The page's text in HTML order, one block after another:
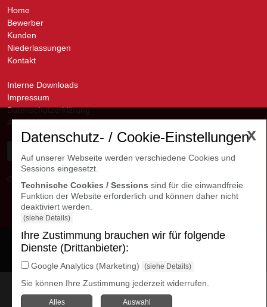
Home
Bewerber
Kunden
Niederlassungen
Kontakt
Interne Downloads
Impressum
Datenschutzerklärung
AGB
x
Datenschutz- / Cookie-Einstellungen
Auf unserer Webseite werden verschiedene Cookies und
Sessions eingesetzt.
Technische Cookies / Sessions sind für die einwandfreie
Funktion der Website erforderlich und können daher nicht
deaktiviert werden.
(siehe Details)
Ihre Zustimmung brauchen wir für folgende
Dienste (Drittanbieter):
Google Analytics (Marketing) (siehe Details)
Sie können Ihre Zustimmung jederzeit widerrufen.
Alles Auswahl
Cookie Einstellungen
öffnen